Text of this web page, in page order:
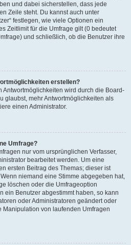
und dabei sicherstellen, dass jede
Zeile steht. Du kannst auch unter
festlegen, wie viele Optionen ein
Zeitlimit für die Umfrage gilt (0 bedeutet
und schließlich, ob die Benutzer ihre
erstellen?
Antwortmöglichkeiten wird durch die Board-
glaubst, mehr Antwortmöglichkeiten als
einen Administrator.
Umfrage?
nur vom ursprünglichen Verfasser,
bearbeitet werden. Um eine
ersten Beitrag des Themas; dieser ist
niemand eine Stimme abgegeben hat,
löschen oder die Umfrageoption
ein Benutzer abgestimmt haben, so kann
oder Administratoren geändert oder
von laufenden Umfragen